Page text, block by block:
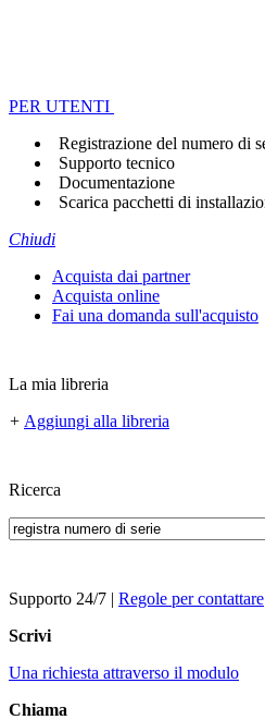
PER UTENTI
Registrazione del numero di
Supporto tecnico
Documentazione
Scarica pacchetti di
Chiudi
Acquista dai partner
Acquista online
Fai una domanda sull'acquisto
La mia libreria
+ Aggiungi alla libreria
Ricerca
Supporto 24/7 | Regole per contattare
Scrivi
Una richiesta attraverso il modulo
Chiama